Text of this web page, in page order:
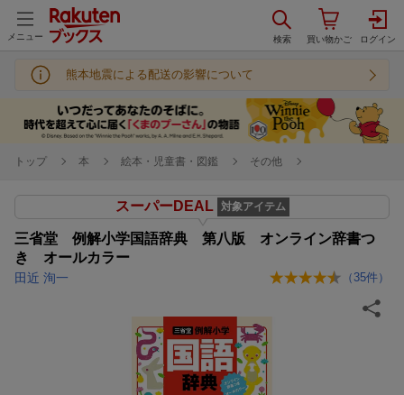
メニュー
熊本地震による配送の影響について
トップ 本 絵本・児童書・図鑑 その他
スーパーDEAL 対象アイテム
三省堂 例解小学国語辞典 第八版 オンライン辞書つ
き オールカラー
田近 洵一 （ 35件）